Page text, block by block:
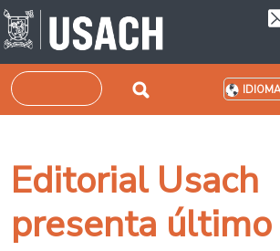
Pasar al contenido principal
Buscar
Editorial Usach
presenta